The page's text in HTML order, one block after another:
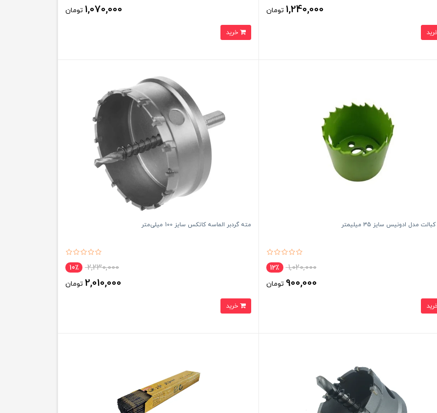
1,240,000 تومان 1,070,000 تومان
خرید
مدل ادونیس سایز 35 میلیمتر
1,020,000 12٪
900,000 تومان
مته گردبر الماسه کاتکس سایز 100 میلی‌متر
2,230,000 10٪
2,010,000 تومان
خرید